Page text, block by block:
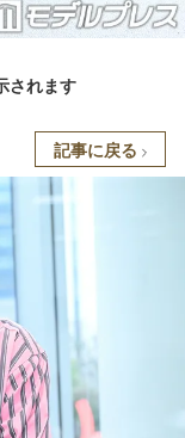
されます
記事に戻る